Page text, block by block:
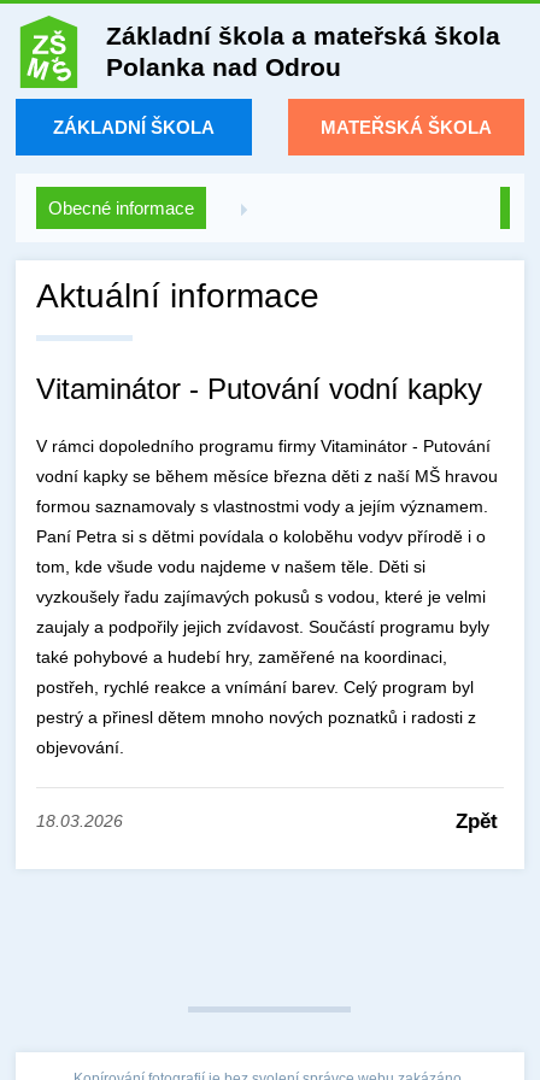
Základní škola a mateřská škola
Polanka nad Odrou
ZÁKLADNÍ ŠKOLA MATEŘSKÁ ŠKOLA
Obecné informace
Aktuální informace
Vitaminátor - Putování vodní kapky
V rámci dopoledního programu firmy Vitaminátor - Putování
vodní kapky se během měsíce března děti z naší MŠ hravou
formou saznamovaly s vlastnostmi vody a jejím významem.
Paní Petra si s dětmi povídala o koloběhu vodyv přírodě i o
tom, kde všude vodu najdeme v našem těle. Děti si
vyzkoušely řadu zajímavých pokusů s vodou, které je velmi
zaujaly a podpořily jejich zvídavost. Součástí programu byly
také pohybové a hudebí hry, zaměřené na koordinaci,
postřeh, rychlé reakce a vnímání barev. Celý program byl
pestrý a přinesl dětem mnoho nových poznatků i radosti z
objevování.
18.03.2026 Zpět